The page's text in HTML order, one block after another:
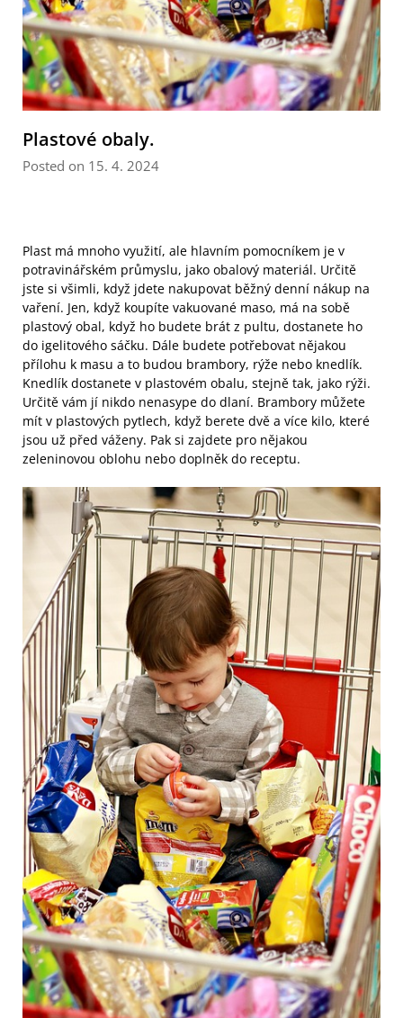
Plastové obaly.
Posted on 15. 4. 2024
Plast má mnoho využití, ale hlavním pomocníkem je v
potravinářském průmyslu, jako obalový materiál. Určitě
jste si všimli, když jdete nakupovat běžný denní nákup na
vaření. Jen, když koupíte vakuované maso, má na sobě
plastový obal, když ho budete brát z pultu, dostanete ho
do igelitového sáčku. Dále budete potřebovat nějakou
přílohu k masu a to budou brambory, rýže nebo knedlík.
Knedlík dostanete v plastovém obalu, stejně tak, jako rýži.
Určitě vám jí nikdo nenasype do dlaní. Brambory můžete
mít v plastových pytlech, když berete dvě a více kilo, které
jsou už před váženy. Pak si zajdete pro nějakou
zeleninovou oblohu nebo doplněk do receptu.